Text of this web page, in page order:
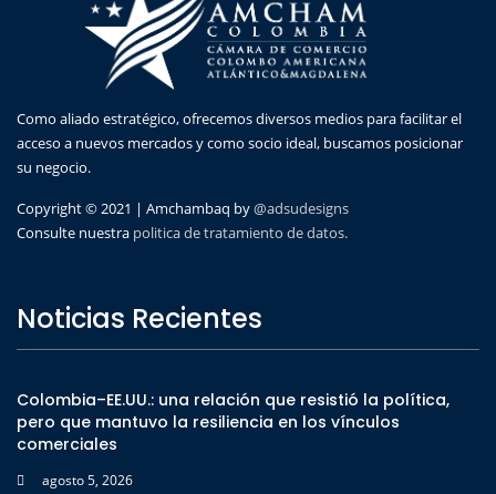
Como aliado estratégico, ofrecemos diversos medios para facilitar el
acceso a nuevos mercados y como socio ideal, buscamos posicionar
su negocio.
Copyright © 2021 | Amchambaq by@adsudesigns
Consulte nuestra politica de tratamiento de datos.
Noticias Recientes
Colombia–EE.UU.: una relación que resistió la política,
pero que mantuvo la resiliencia en los vínculos
comerciales
agosto 5, 2026